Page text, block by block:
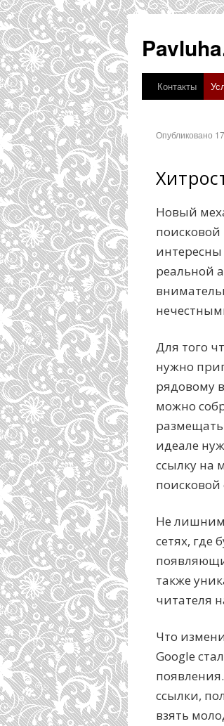
Контакты
Опубликовано
Новый
поисковой
интересны
реальной
Для того
нужно
рядовому
можно
размещать
идеале
ссылку на
поисковой
Не лишним
сетях, где
также
читателя
Что
Google
ссылки,
взять